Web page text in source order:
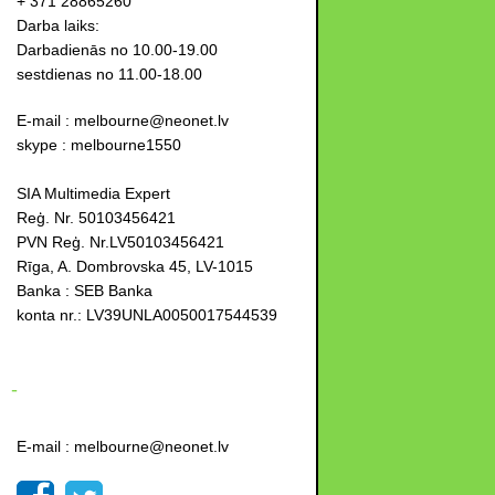
Darba laiks:
Darbadienās no 10.00-19.00
sestdienas no 11.00-18.00
E-mail : melbourne@neonet.lv
skype : melbourne1550
SIA Multimedia Expert
Reģ. Nr. 50103456421
PVN Reģ. Nr.LV50103456421
Rīga, A. Dombrovska 45, LV-1015
Banka : SEB Banka
konta nr.: LV39UNLA0050017544539
-
E-mail : melbourne@neonet.lv